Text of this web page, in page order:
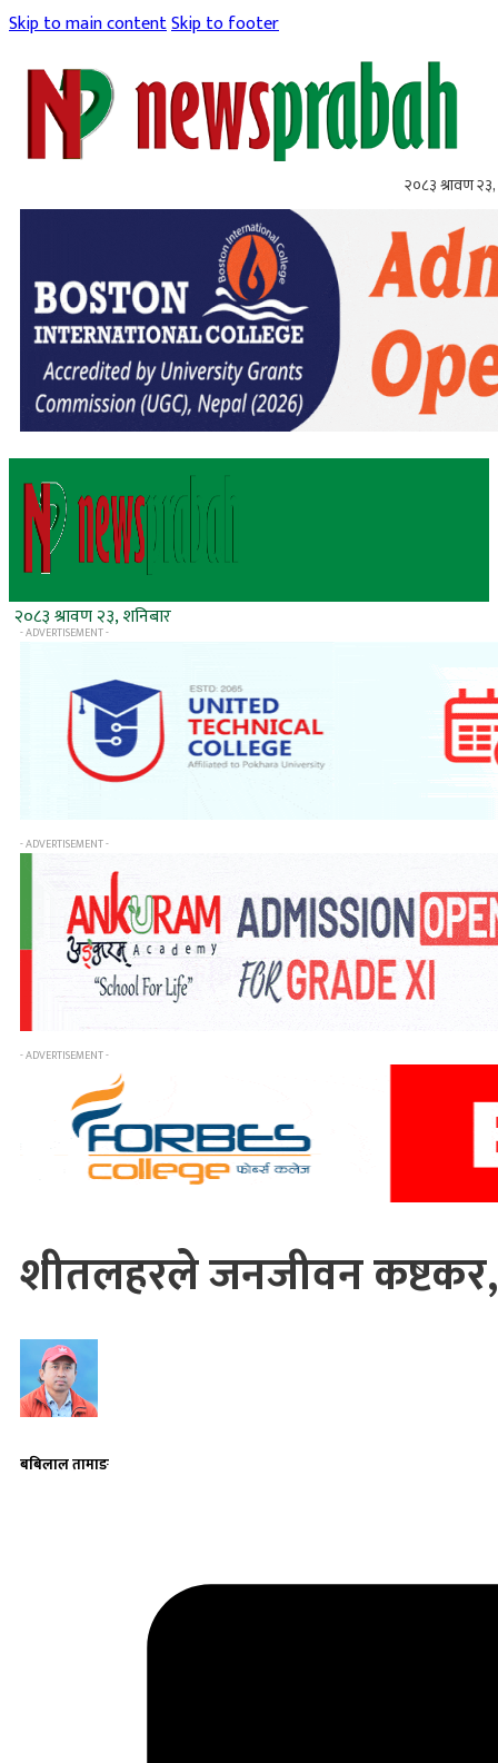
Skip to main contentSkip to footer
२०८३ श्रावण २३,
२०८३ श्रावण २३, शनिबार
- ADVERTISEMENT -
- ADVERTISEMENT -
- ADVERTISEMENT -
शीतलहरले जनजीवन कष्टकर,
बबिलाल तामाङ